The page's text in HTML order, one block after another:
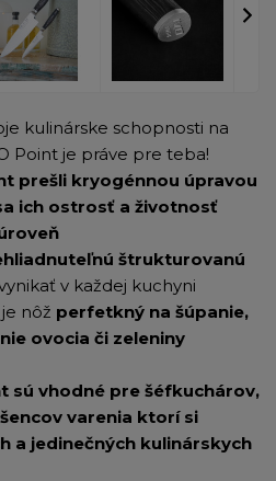
kulinárske schopnosti na
Point je práve pre teba!
prešli kryogénnou úpravou
ich ostrosť a životnosť
štrukturovanú
v každej kuchyni
nôž perfetkný na šúpanie,
ovocia či zeleniny
sú vhodné pre šéfkuchárov,
varenia ktorí si
a jedinečných kulinárskych